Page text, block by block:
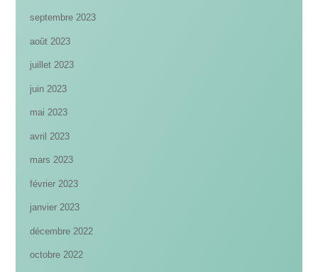
septembre 2023
août 2023
juillet 2023
juin 2023
mai 2023
avril 2023
mars 2023
février 2023
janvier 2023
décembre 2022
octobre 2022